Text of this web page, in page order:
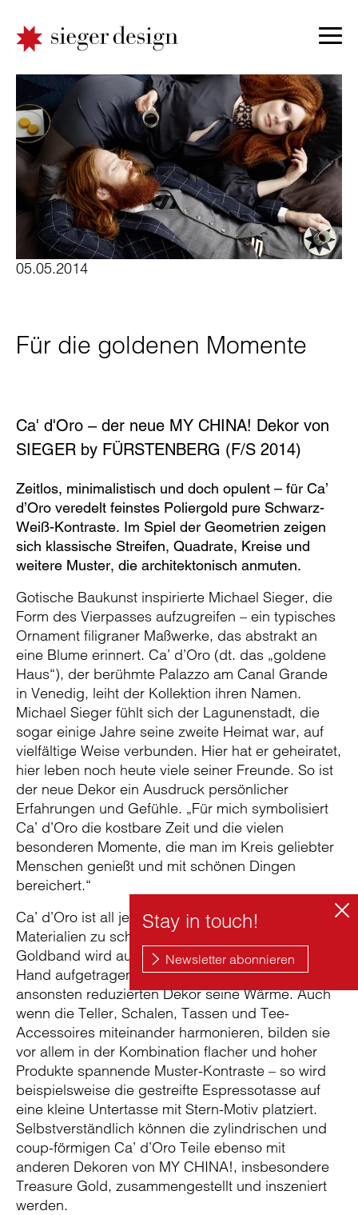
05.05.2014
Für die goldenen Momente
Ca' d'Oro – der neue MY CHINA! Dekor von
SIEGER by FÜRSTENBERG (F/S 2014)
Zeitlos, minimalistisch und doch opulent – für Ca’
d’Oro veredelt feinstes Poliergold pure Schwarz-
Weiß-Kontraste. Im Spiel der Geometrien zeigen
sich klassische Streifen, Quadrate, Kreise und
weitere Muster, die architektonisch anmuten.
Gotische Baukunst inspirierte Michael Sieger, die
Form des Vierpasses aufzugreifen – ein typisches
Ornament filigraner Maßwerke, das abstrakt an
eine Blume erinnert. Ca’ d’Oro (dt. das „goldene
Haus“), der berühmte Palazzo am Canal Grande
in Venedig, leiht der Kollektion ihren Namen.
Michael Sieger fühlt sich der Lagunenstadt, die
sogar einige Jahre seine zweite Heimat war, auf
vielfältige Weise verbunden. Hier hat er geheiratet,
hier leben noch heute viele seiner Freunde. So ist
der neue Dekor ein Ausdruck persönlicher
Erfahrungen und Gefühle. „Für mich symbolisiert
Ca’ d’Oro die kostbare Zeit und die vielen
besonderen Momente, die man im Kreis geliebter
Menschen genießt und mit schönen Dingen
bereichert.“
Ca’ d’Oro ist all jenen gewidmet, die edle
Materialien zu schätzen wissen. Das zarte
Goldband wird auf jedes einzelne der 35 Teile von
Hand aufgetragen und poliert. Es verleiht dem
ansonsten reduzierten Dekor seine Wärme. Auch
wenn die Teller, Schalen, Tassen und Tee-
Accessoires miteinander harmonieren, bilden sie
vor allem in der Kombination flacher und hoher
Produkte spannende Muster-Kontraste – so wird
beispielsweise die gestreifte Espressotasse auf
eine kleine Untertasse mit Stern-Motiv platziert.
Selbstverständlich können die zylindrischen und
coup-förmigen Ca’ d’Oro Teile ebenso mit
anderen Dekoren von MY CHINA!, insbesondere
Treasure Gold, zusammengestellt und inszeniert
werden.